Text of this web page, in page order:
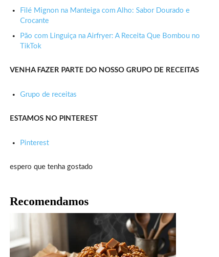
Filé Mignon na Manteiga com Alho: Sabor Dourado e
Crocante
Pão com Linguiça na Airfryer: A Receita Que Bombou no
TikTok
VENHA FAZER PARTE DO NOSSO GRUPO DE RECEITAS
Grupo de receitas
ESTAMOS NO PINTEREST
Pinterest
espero que tenha gostado
Recomendamos